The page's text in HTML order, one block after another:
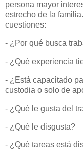
persona mayor
estrecho de la
cuestiones:
- ¿Por qué busca
- ¿Qué experiencia
- ¿Está capacitado
custodia o solo de
- ¿Qué le gusta del
- ¿Qué le disgusta?
- ¿Qué tareas está